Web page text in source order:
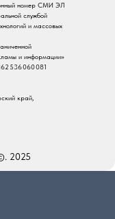
номер СМИ ЭЛ
службой
и массовых
и информации»
536 060 081
край,
2025